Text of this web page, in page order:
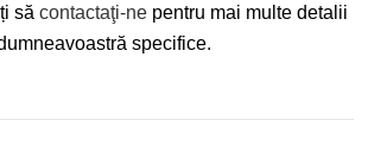
să contactaţi-ne pentru mai multe detalii
specifice.